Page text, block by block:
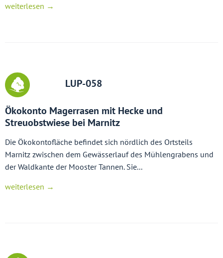
weiterlesen →
LUP-058
Ökokonto Magerrasen mit Hecke und
Streuobstwiese bei Marnitz
Die Ökokontofläche befindet sich nördlich des Ortsteils
Marnitz zwischen dem Gewässerlauf des Mühlengrabens und
der Waldkante der Mooster Tannen. Sie...
weiterlesen →